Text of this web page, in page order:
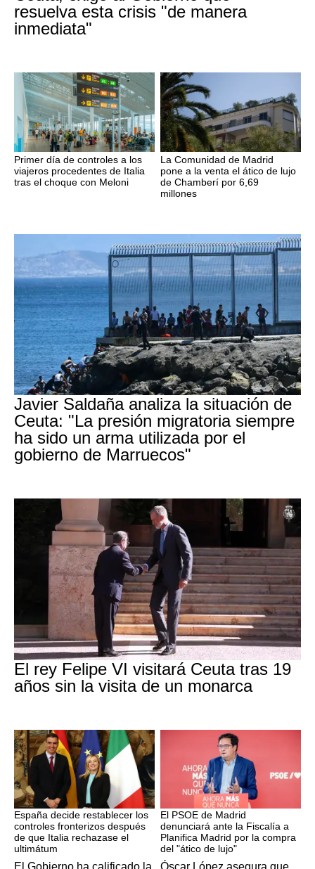
resuelva esta crisis "de manera
inmediata"
Primer día de controles a los
viajeros procedentes de Italia
tras el choque con Meloni
La Comunidad de Madrid
pone a la venta el ático de lujo
de Chamberí por 6,69
millones
Crisis migratoria Ceuta
Javier Saldaña analiza la situación de
Ceuta: "La presión migratoria siempre
ha sido un arma utilizada por el
gobierno de Marruecos"
Crisis Migratoria
El rey Felipe VI visitará Ceuta tras 19
años sin la visita de un monarca
CRISIS MIGRATORIA
España decide restablecer los
controles fronterizos después
de que Italia rechazase el
ultimátum
El Gobierno ha calificado la
PSOE MADRID
El PSOE de Madrid
denunciará ante la Fiscalía a
Planifica Madrid por la compra
del "ático de lujo"
Óscar López asegura que